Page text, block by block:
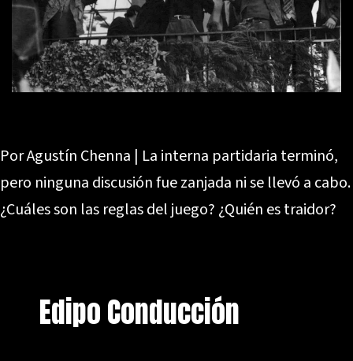
Por Agustín Chenna | La interna partidaria terminó,
pero ninguna discusión fue zanjada ni se llevó a cabo.
¿Cuáles son las reglas del juego? ¿Quién es traidor?
Edipo Conducción